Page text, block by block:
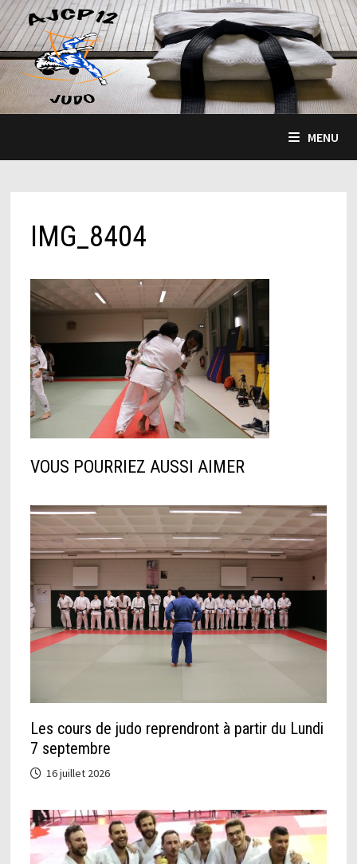
Passer
au
contenu
MENU
IMG_8404
VOUS POURRIEZ AUSSI AIMER
Les cours de judo reprendront à partir du Lundi
7 septembre
16 juillet 2026